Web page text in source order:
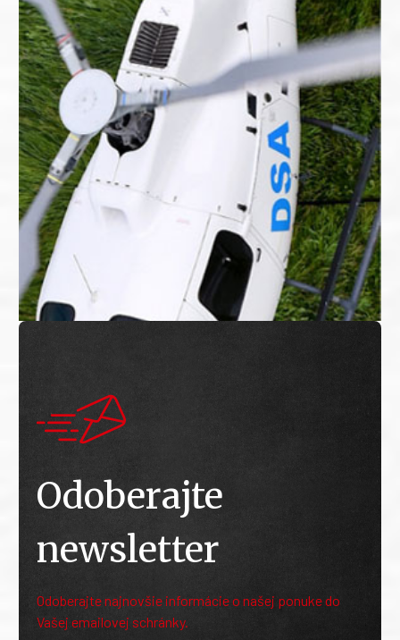
Odoberajte
newsletter
Odoberajte najnovšie informácie o našej ponuke do
Vašej emailovej schránky.